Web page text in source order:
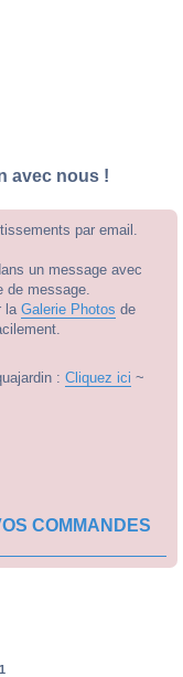
avec nous !
par email.
un message avec
de message.
la Galerie Photos de
: Cliquez ici ~
COMMANDES
1